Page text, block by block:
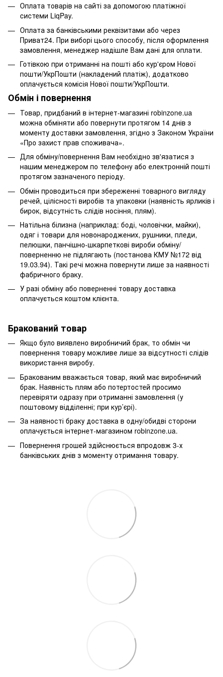
Оплата товарів на сайті за допомогою платіжної
системи LiqPay.
Оплата за банківськими реквізитами або через
Приват24. При виборі цього способу, після оформлення
замовлення, менеджер надішле Вам дані для оплати.
Готівкою при отриманні на пошті або кур'єром Нової
пошти/УкрПошти (накладений платіж), додатково
оплачується комісія Нової пошти/УкрПошти.
Обмін і повернення
Товар, придбаний в інтернет-магазині robinzone.ua
можна обміняти або повернути протягом 14 днів з
моменту доставки замовлення, згідно з Законом України
«Про захист прав споживача».
Для обміну/повернення Вам необхідно зв'язатися з
нашим менеджером по телефону або електронній пошті
протягом зазначеного періоду.
Обмін проводиться при збереженні товарного вигляду
речей, цілісності виробів та упаковки (наявність ярликів і
бирок, відсутність слідів носіння, плям).
Натільна білизна (наприклад: боді, чоловічки, майки),
одяг і товари для новонароджених, рушники, пледи,
пелюшки, панчішно-шкарпеткові вироби обміну/
поверненню не підлягають (постанова КМУ №172 від
19.03.94). Такі речі можна повернути лише за наявності
фабричного браку.
У разі обміну або поверненні товару доставка
оплачується коштом клієнта.
Бракований товар
Якщо було виявлено виробничий брак, то обмін чи
повернення товару можливе лише за відсутності слідів
використання виробу.
Бракованим вважається товар, який має виробничий
брак. Наявність плям або потертостей просимо
перевіряти одразу при отриманні замовлення (у
поштовому відділенні; при кур’єрі).
За наявності браку доставка в одну/обидві сторони
оплачується інтернет-магазином robinzone.ua.
Повернення грошей здійснюється впродовж 3-х
банківських днів з моменту отримання товару.